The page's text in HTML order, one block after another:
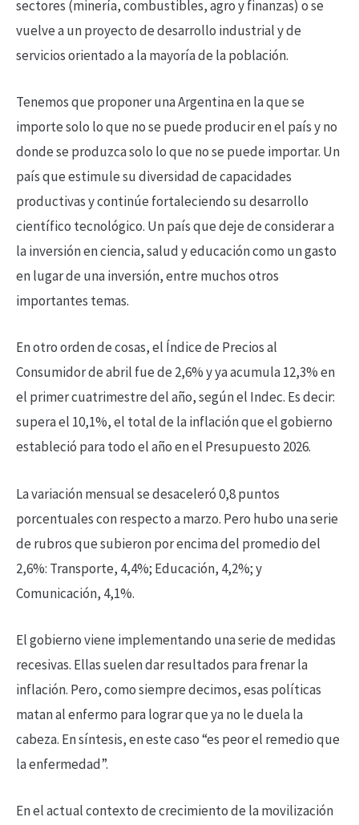
sectores (minería, combustibles, agro y finanzas) o se
vuelve a un proyecto de desarrollo industrial y de
servicios orientado a la mayoría de la población.
Tenemos que proponer una Argentina en la que se
importe solo lo que no se puede producir en el país y no
donde se produzca solo lo que no se puede importar. Un
país que estimule su diversidad de capacidades
productivas y continúe fortaleciendo su desarrollo
científico tecnológico. Un país que deje de considerar a
la inversión en ciencia, salud y educación como un gasto
en lugar de una inversión, entre muchos otros
importantes temas.
En otro orden de cosas, el Índice de Precios al
Consumidor de abril fue de 2,6% y ya acumula 12,3% en
el primer cuatrimestre del año, según el Indec. Es decir:
supera el 10,1%, el total de la inflación que el gobierno
estableció para todo el año en el Presupuesto 2026.
La variación mensual se desaceleró 0,8 puntos
porcentuales con respecto a marzo. Pero hubo una serie
de rubros que subieron por encima del promedio del
2,6%: Transporte, 4,4%; Educación, 4,2%; y
Comunicación, 4,1%.
El gobierno viene implementando una serie de medidas
recesivas. Ellas suelen dar resultados para frenar la
inflación. Pero, como siempre decimos, esas políticas
matan al enfermo para lograr que ya no le duela la
cabeza. En síntesis, en este caso “es peor el remedio que
la enfermedad”.
En el actual contexto de crecimiento de la movilización